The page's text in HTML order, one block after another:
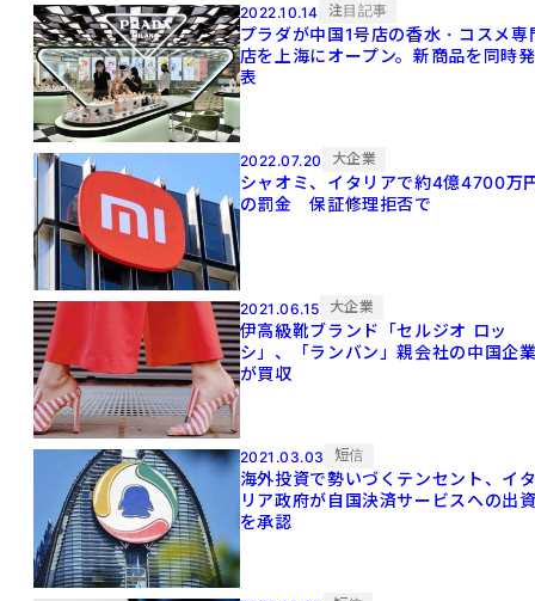
2022.10.14 注目記事
プラダが中国1号店の香水・コスメ専
店を上海にオープン。新商品を同時発
表
2022.07.20 大企業
シャオミ、イタリアで約4億4700万
の罰金 保証修理拒否で
2021.06.15 大企業
伊高級靴ブランド「セルジオ ロッ
シ」、「ランバン」親会社の中国企
が買収
2021.03.03 短信
海外投資で勢いづくテンセント、イ
リア政府が自国決済サービスへの出
を承認